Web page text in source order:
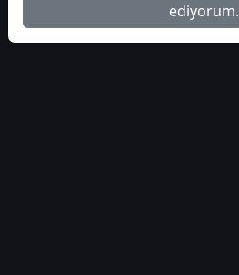
ediyorum.